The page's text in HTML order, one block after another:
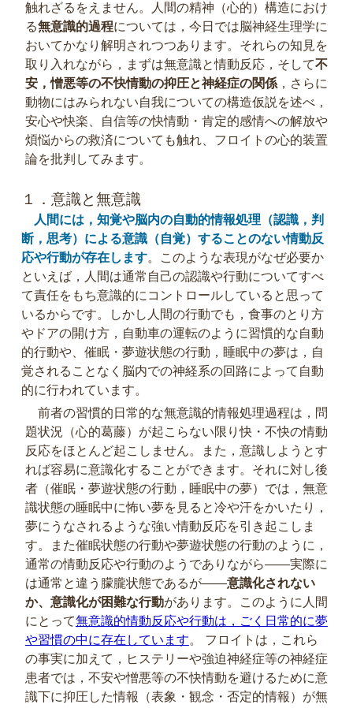
触れざるをえません。人間の精神（心的）構造におけ
る無意識的過程については，今日では脳神経生理学に
おいてかなり解明されつつあります。それらの知見を
取り入れながら，まずは無意識と情動反応，そして不
安，憎悪等の不快情動の抑圧と神経症の関係，さらに
動物にはみられない自我についての構造仮説を述べ，
安心や快楽、自信等の快情動・肯定的感情への解放や
煩悩からの救済についても触れ、フロイトの心的装置
論を批判してみます。
１．意識と無意識
人間には，知覚や脳内の自動的情報処理（認識，判
断，思考）による意識（自覚）することのない情動反
応や行動が存在します。このような表現がなぜ必要か
といえば，人間は通常自己の認識や行動についてすべ
て責任をもち意識的にコントロールしていると思って
いるからです。しかし人間の行動でも，食事のとり方
やドアの開け方，自動車の運転のように習慣的な自動
的行動や、催眠・夢遊状態の行動，睡眠中の夢は，自
覚されることなく脳内での神経系の回路によって自動
的に行われています。
前者の習慣的日常的な無意識的情報処理過程は，問
題状況（心的葛藤）が起こらない限り快・不快の情動
反応をほとんど起こしません。また，意識しようとす
れば容易に意識化することができます。それに対し後
者（催眠・夢遊状態の行動，睡眠中の夢）では，無意
識状態の睡眠中に怖い夢を見ると冷や汗をかいたり，
夢にうなされるような強い情動反応を引き起こしま
す。また催眠状態の行動や夢遊状態の行動のように，
通常の情動反応や行動のようでありながら――実際に
は通常と違う朦朧状態であるが――意識化されない
か、意識化が困難な行動があります。このように人間
にとって無意識的情動反応や行動は，ごく日常的に夢
や習慣の中に存在しています。 フロイトは，これら
の事実に加えて，ヒステリーや強迫神経症等の神経症
患者では，不安や憎悪等の不快情動を避けるために意
識下に抑圧した情報（表象・観念・否定的情報）が無